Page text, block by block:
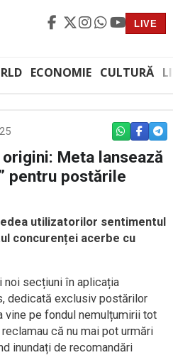
LIVE
ECONOMIE CULTURĂ
WHATSAPP
Meta lansează
pentru postările
utilizatorilor sentimentul
concurenței acerbe cu
noi secțiuni în aplicația
dedicată exclusiv postărilor
vine pe fondul nemulțumirii tot
că nu mai pot urmări
inundați de recomandări